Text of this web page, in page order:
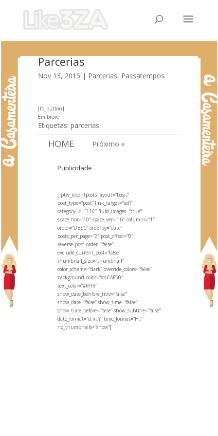
Parcerias
Nov 13, 2015 | Parcerias, Passatempos
[fb_button]
Em breve
Etiquetas: parcerias
HOME Próximo »
Publicidade
[lptw_recentposts layout=”basic”
post_type=”post” link_target=”self”
category_id=”116″ fluid_images=”true”
space_hor=”10″ space_ver=”10″ columns=”1″
order=”DESC” orderby=”date”
posts_per_page=”2″ post_offset=”0″
reverse_post_order=”false”
exclude_current_post=”false”
thumbnail_size=”thumbnail”
color_scheme=”dark” override_colors=”false”
background_color=”#4CAF50″
text_color=”#ffffff”
show_date_behfore_title=”false”
show_date=”false” show_time=”false”
show_time_before=”false” show_subtitle=”false”
date_format=”d.m.Y” time_format=”H:i”
no_thumbnails=”show”]